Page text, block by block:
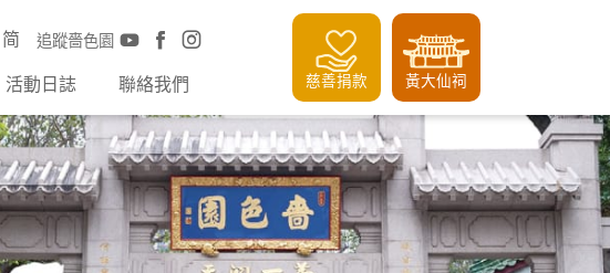
追蹤嗇色園
简
活動日誌 聯絡我們 慈善捐款 黃大仙祠